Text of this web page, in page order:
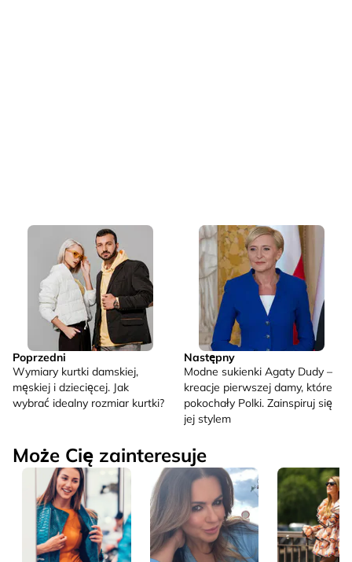
Poprzedni
Wymiary kurtki damskiej,
męskiej i dziecięcej. Jak
wybrać idealny rozmiar kurtki?
Następny
Modne sukienki Agaty Dudy –
kreacje pierwszej damy, które
pokochały Polki. Zainspiruj się
jej stylem
Może Cię zainteresuje